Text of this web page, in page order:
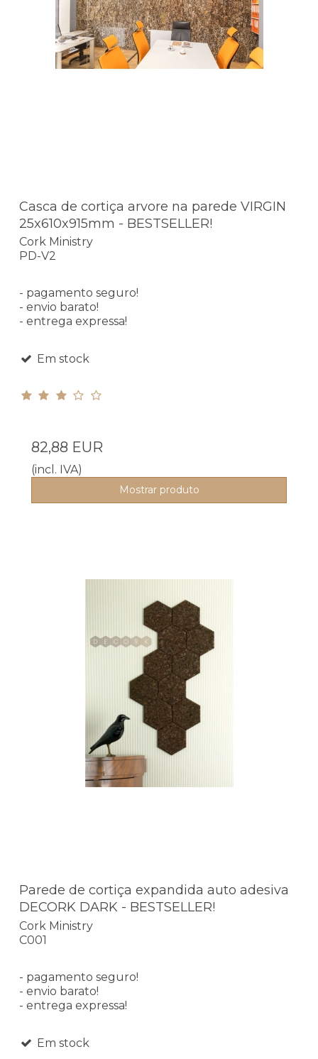
Casca de cortiça arvore na parede VIRGIN
25x610x915mm - BESTSELLER!
Cork Ministry
PD-V2
- pagamento seguro!
- envio barato!
- entrega expressa!
Em stock
82,88 EUR
(incl. IVA)
Mostrar produto
Parede de cortiça expandida auto adesiva
DECORK DARK - BESTSELLER!
Cork Ministry
C001
- pagamento seguro!
- envio barato!
- entrega expressa!
Em stock